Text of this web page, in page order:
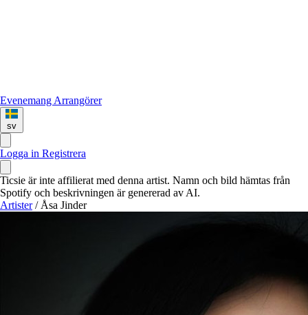
Evenemang Arrangörer
sv
Logga in Registrera
Ticsie är inte affilierat med denna artist. Namn och bild hämtas från
Spotify och beskrivningen är genererad av AI.
Artister / Åsa Jinder